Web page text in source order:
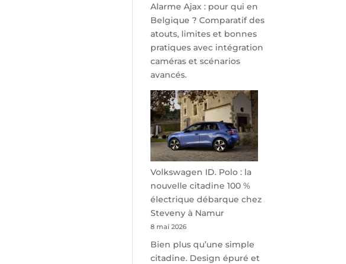
parking
sécurisé
à
l’aéroport
Alarme Ajax : pour qui en
Belgique ? Comparatif des
atouts, limites et bonnes
pratiques avec intégration
caméras et scénarios
avancés.
Volkswagen ID. Polo : la
nouvelle citadine 100 %
électrique débarque chez
Steveny à Namur
8 mai 2026
Bien plus qu’une simple
citadine. Design épuré et